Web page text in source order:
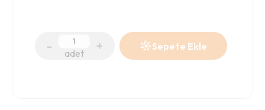
- adet + Sepete Ekle